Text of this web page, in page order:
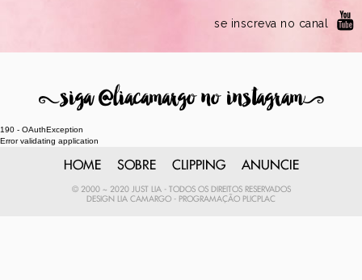
se inscreva no canal
8siga @liacamargo no instagram9
190 - OAuthException
Error validating application
HOME SOBRE CLIPPING ANUNCIE
© 2000 ~ 2020 JUST LIA - TODOS OS DIREITOS RESERVADOS
DESIGN LIA CAMARGO - PROGRAMAÇÃO PLICPLAC